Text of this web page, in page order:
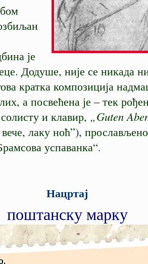
је
Додуше, није се никада
кратка композиција
а посвећена је – тек
и клавир, „Guten
лаку ноћ”),
успаванка“.
Нацртај
поштанску марку